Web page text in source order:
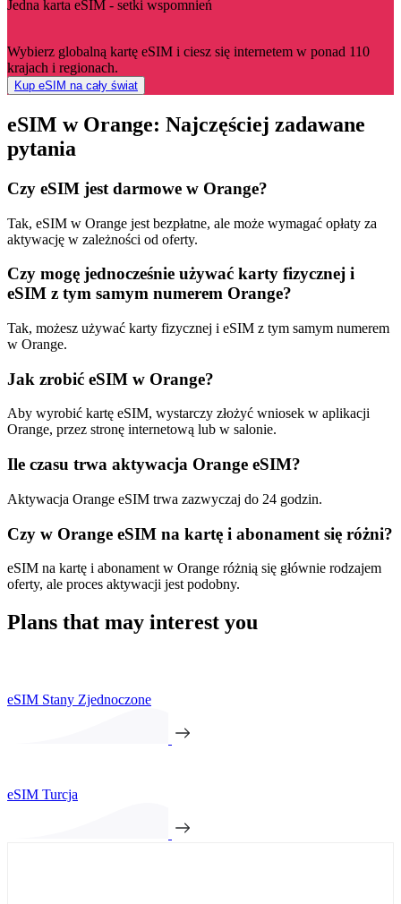
Jedna karta eSIM - setki wspomnień
Wybierz globalną kartę eSIM i ciesz się internetem w ponad 110
krajach i regionach.
Kup eSIM na cały świat
eSIM w Orange: Najczęściej zadawane
pytania
Czy eSIM jest darmowe w Orange?
Tak, eSIM w Orange jest bezpłatne, ale może wymagać opłaty za
aktywację w zależności od oferty.
Czy mogę jednocześnie używać karty fizycznej i
eSIM z tym samym numerem Orange?
Tak, możesz używać karty fizycznej i eSIM z tym samym numerem
w Orange.
Jak zrobić eSIM w Orange?
Aby wyrobić kartę eSIM, wystarczy złożyć wniosek w aplikacji
Orange, przez stronę internetową lub w salonie.
Ile czasu trwa aktywacja Orange eSIM?
Aktywacja Orange eSIM trwa zazwyczaj do 24 godzin.
Czy w Orange eSIM na kartę i abonament się różni?
eSIM na kartę i abonament w Orange różnią się głównie rodzajem
oferty, ale proces aktywacji jest podobny.
Plans that may interest you
eSIM Stany Zjednoczone
eSIM Turcja